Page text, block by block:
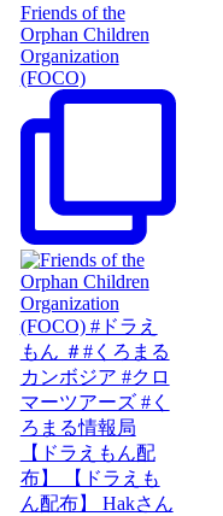
Friends of the
Orphan Children
Organization
(FOCO)
【ドラえもん配
布】 【ドラえも
ん配布】 Hakさん